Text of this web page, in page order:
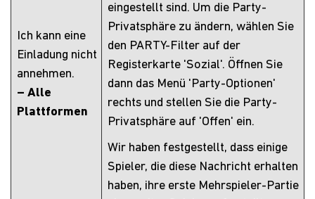
Ich kann eine
Einladung nicht
annehmen.
– Alle
Plattformen
eingestellt sind. Um die Party-
Privatsphäre zu ändern, wählen Sie
den PARTY-Filter auf der
Registerkarte 'Sozial'. Öffnen Sie
dann das Menü 'Party-Optionen'
rechts und stellen Sie die Party-
Privatsphäre auf 'Offen' ein.
Wir haben festgestellt, dass einige
Spieler, die diese Nachricht erhalten
haben, ihre erste Mehrspieler-Partie